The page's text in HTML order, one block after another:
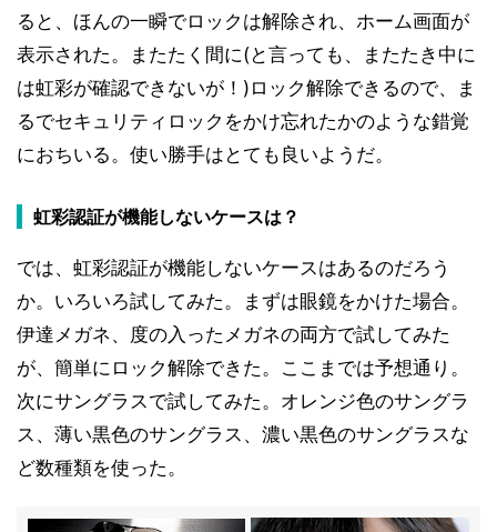
ると、ほんの一瞬でロックは解除され、ホーム画面が
表示された。またたく間に(と言っても、またたき中に
は虹彩が確認できないが！)ロック解除できるので、ま
るでセキュリティロックをかけ忘れたかのような錯覚
におちいる。使い勝手はとても良いようだ。
虹彩認証が機能しないケースは？
では、虹彩認証が機能しないケースはあるのだろう
か。いろいろ試してみた。まずは眼鏡をかけた場合。
伊達メガネ、度の入ったメガネの両方で試してみた
が、簡単にロック解除できた。ここまでは予想通り。
次にサングラスで試してみた。オレンジ色のサングラ
ス、薄い黒色のサングラス、濃い黒色のサングラスな
ど数種類を使った。